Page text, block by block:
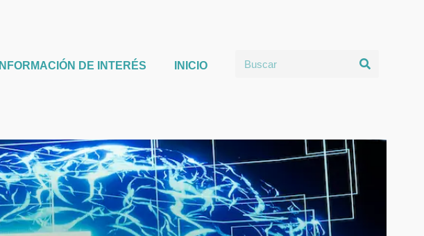
INFORMACIÓN DE INTERÉS INICIO